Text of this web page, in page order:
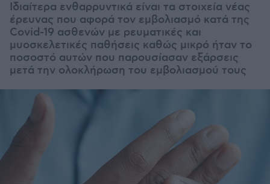
Ιδιαίτερα ενθαρρυντικά είναι τα στοιχεία νέας
έρευνας που αφορά τον εμβολιασμό κατά της
Covid-19 ασθενών με ρευματικές και
μυοσκελετικές παθήσεις καθώς μικρό ήταν το
ποσοστό αυτών που παρουσίασαν εξάρσεις
μετά την ολοκλήρωση του εμβολιασμού τους